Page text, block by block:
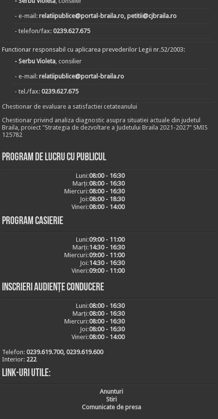
- e-mail:relatiipublice@portal-braila.ro, petitii@cjbraila.ro
- telefon/fax:0239.627.675
Functionar responsabil cu aplicarea prevederilor Legii nr.52/2003:
- Serbu Violeta , consilier
- e-mail:relatiipublice@portal-braila.ro
- tel./fax:0239.627.675
Chestionar de evaluare a satisfactiei cetateanului
Chestionar privind analiza diagnostic asupra situatiei actuale din judetul
Braila, proiect "Strategia de dezvoltare a Judetului Braila 2021-2027" SMIS
125782
Program de lucru cu publicul
Luni:08:00 - 16:30
Marți:08:00 - 16:30
Miercuri:08:00 - 16:30
Joi:08:00 - 18:30
Vineri:08:00 - 14:00
Program casierie
Luni:09:00 - 11:00
Marți:14:30 - 16:30
Miercuri:09:00 - 11:00
Joi:14:30 - 16:30
Vineri:09:00 - 11:00
Inscrieri audiențe conducere
Luni:08:00 - 16:30
Marți:08:00 - 16:30
Miercuri:08:00 - 16:30
Joi:08:00 - 16:30
Vineri:08:00 - 14:00
Telefon:0239.619.700, 0239.619.600
Interior: 222
Link-uri utile:
Anunturi
Stiri
Comunicate de presa